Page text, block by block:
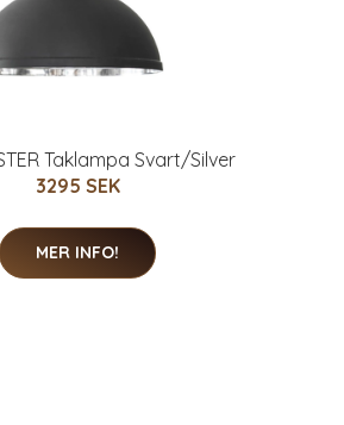
Taklampa Svart/Silver
3295 SEK
MER INFO!